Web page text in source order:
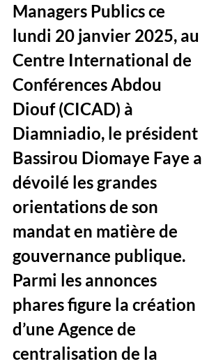
Managers Publics ce
lundi 20 janvier 2025, au
Centre International de
Conférences Abdou
Diouf (CICAD) à
Diamniadio, le président
Bassirou Diomaye Faye a
dévoilé les grandes
orientations de son
mandat en matière de
gouvernance publique.
Parmi les annonces
phares figure la création
d’une Agence de
centralisation de la